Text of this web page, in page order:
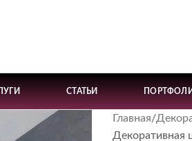
СТАТЬИ
Главная
Декоративная